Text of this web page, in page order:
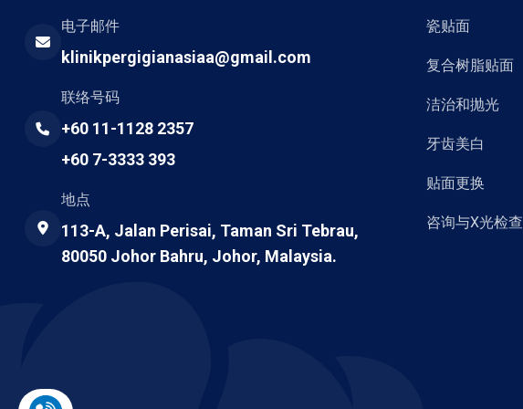
电子邮件
klinikpergigianasiaa@gmail.com
联络号码
+60 11-1128 2357
+60 7-3333 393
地点
113-A, Jalan Perisai, Taman Sri Tebrau,
80050 Johor Bahru, Johor, Malaysia.
瓷贴面
复合树脂贴面
洁治和抛光
牙齿美白
贴面更换
咨询与X光检查